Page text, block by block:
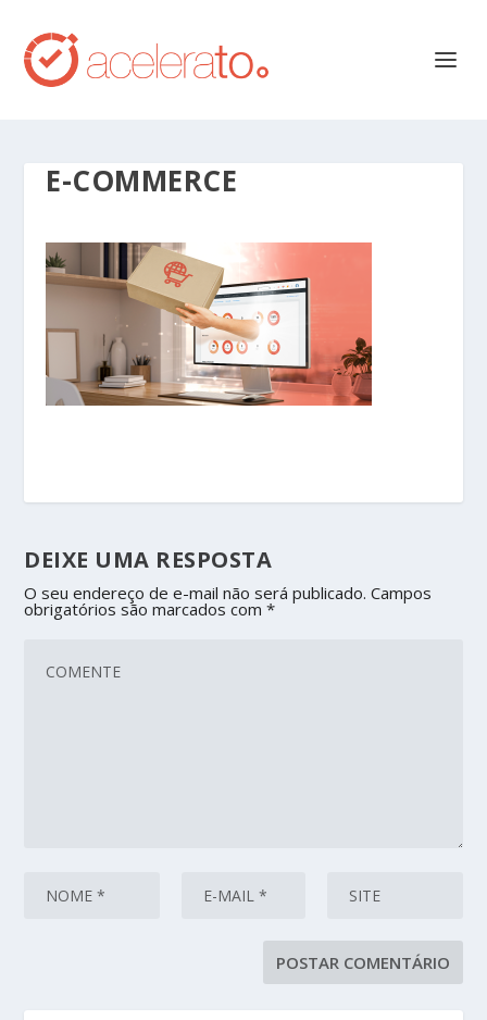
E-COMMERCE
DEIXE UMA RESPOSTA
O seu endereço de e-mail não será publicado. Campos
obrigatórios são marcados com*